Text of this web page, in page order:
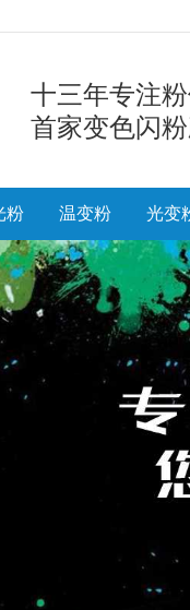
十三年专注
首家变色闪
粉 温变粉 光变